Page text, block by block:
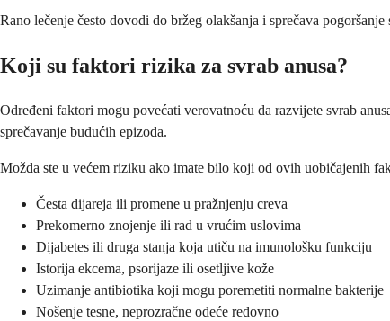
Rano lečenje često dovodi do bržeg olakšanja i sprečava
Koji su faktori rizika za svrab anusa?
Određeni faktori mogu povećati verovatnoću da razvijete svrab
sprečavanje budućih epizoda.
Možda ste u većem riziku ako imate bilo koji od ovih uobičajenih
Česta dijareja ili promene u pražnjenju creva
Prekomerno znojenje ili rad u vrućim uslovima
Dijabetes ili druga stanja koja utiču na imunološku funkciju
Istorija ekcema, psorijaze ili osetljive kože
Uzimanje antibiotika koji mogu poremetiti normalne bakterije
Nošenje tesne, neprozračne odeće redovno